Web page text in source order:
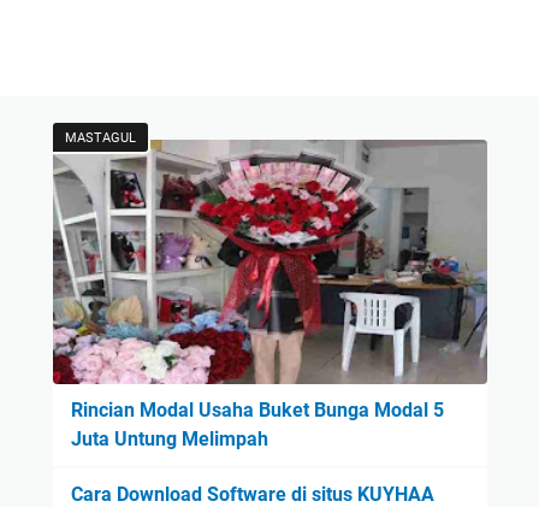
MASTAGUL
Rincian Modal Usaha Buket Bunga Modal 5
Juta Untung Melimpah
Cara Download Software di situs KUYHAA